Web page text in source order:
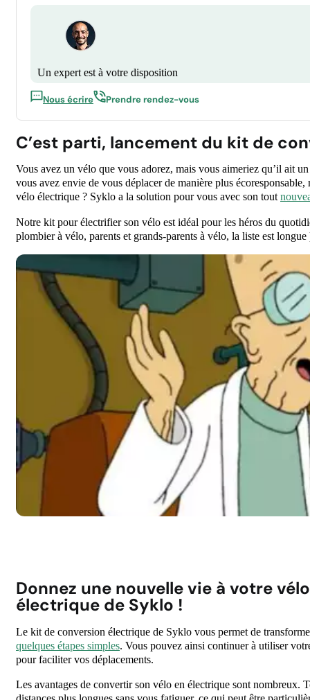
Un expert est à votre disposition
Nous écrire Prendre rendez-vous
C’est parti, lancement du kit de
Vous avez un vélo que vous adorez, mais vous aimeriez qu’il ait
vous avez envie de vous déplacer de manière plus
vélo électrique ? Syklo a la solution pour vous avec son tout
Notre kit pour électrifier son vélo est idéal pour les héros du
plombier à vélo, parents et grands-parents à vélo, la liste est
Donnez une nouvelle vie à votre
électrique de Syklo !
Le kit de conversion électrique de Syklo vous permet de
quelques étapes simples. Vous pouvez ainsi continuer à utiliser
pour faciliter vos déplacements.
Les avantages de convertir son vélo en électrique sont nombreux.